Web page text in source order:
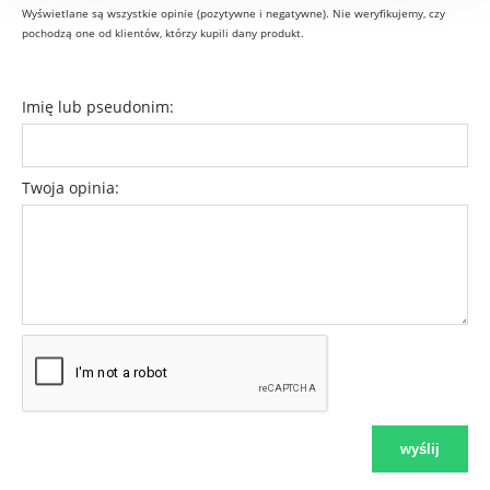
Wyświetlane są wszystkie opinie (pozytywne i negatywne). Nie weryfikujemy, czy
pochodzą one od klientów, którzy kupili dany produkt.
Imię lub pseudonim:
Twoja opinia:
wyślij